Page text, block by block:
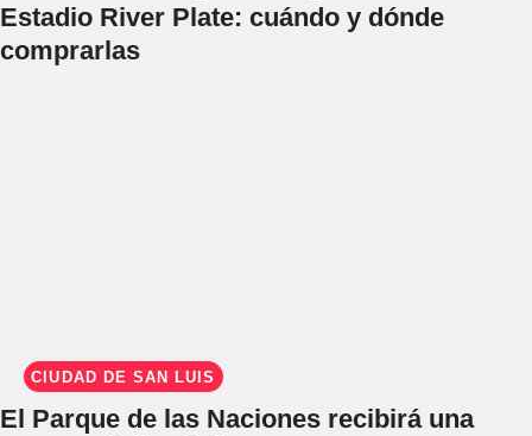
Estadio River Plate: cuándo y dónde
comprarlas
CIUDAD DE SAN LUIS
El Parque de las Naciones recibirá una